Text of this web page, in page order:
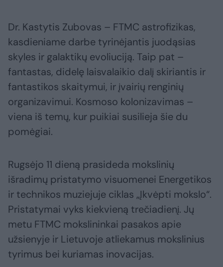
Dr. Kastytis Zubovas – FTMC astrofizikas,
kasdieniame darbe tyrinėjantis juodąsias
skyles ir galaktikų evoliuciją. Taip pat –
fantastas, didelę laisvalaikio dalį skiriantis ir
fantastikos skaitymui, ir įvairių renginių
organizavimui. Kosmoso kolonizavimas –
viena iš temų, kur puikiai susilieja šie du
pomėgiai.
Rugsėjo 11 dieną prasideda mokslinių
išradimų pristatymo visuomenei Energetikos
ir technikos muziejuje ciklas „Įkvėpti mokslo“.
Pristatymai vyks kiekvieną trečiadienį. Jų
metu FTMC mokslininkai pasakos apie
užsienyje ir Lietuvoje atliekamus mokslinius
tyrimus bei kuriamas inovacijas.